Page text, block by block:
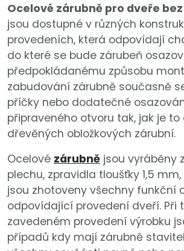
Ocelové zárubně pro dveře
jsou dostupné v různých
provedeních, která odpovídají
do které se bude zárubeň
předpokládanému způsobu
zabudování zárubně současně
příčky nebo dodatečné
připraveného otvoru tak, jak je to
dřevěných obložkových zárubní.
Ocelové zárubně jsou vyráběny
plechu, zpravidla tloušťky 1,5
jsou zhotoveny všechny funkční
odpovídající provedení dveří. Při
zavedeném provedení výrobku
případů kdy mají zárubně